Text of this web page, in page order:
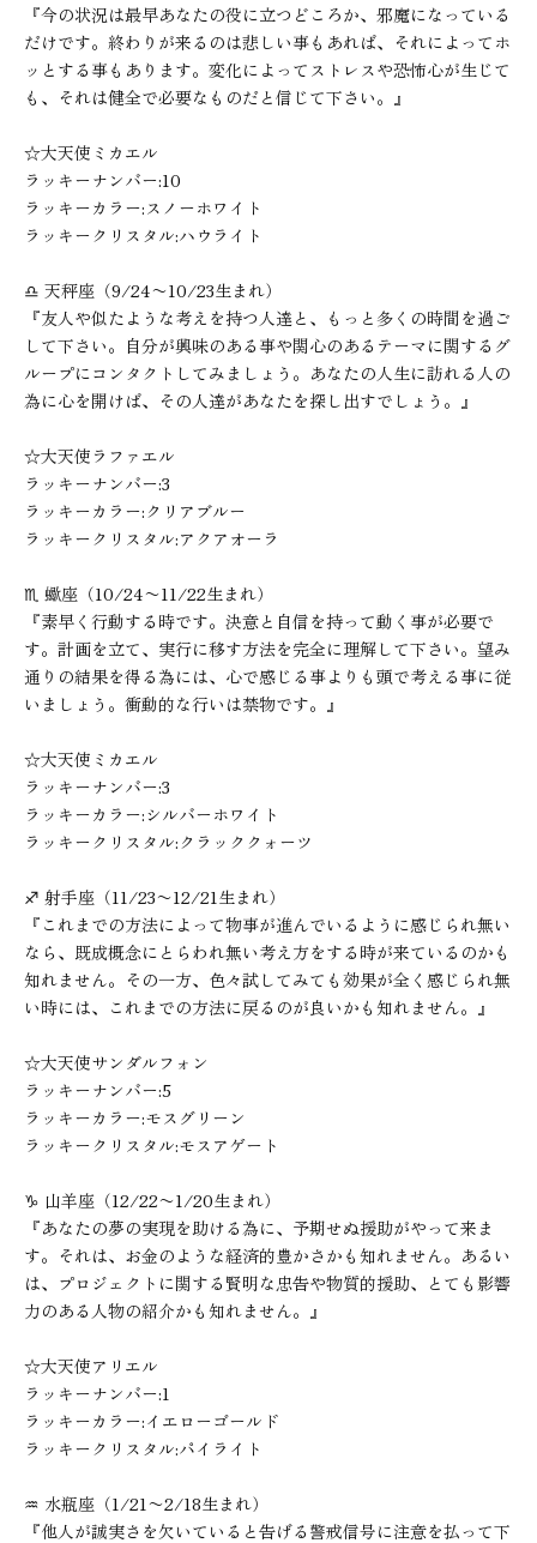
『今の状況は最早あなたの役に立つどころか、邪魔になっている
だけです。終わりが来るのは悲しい事もあれば、それによってホ
ッとする事もあります。変化によってストレスや恐怖心が生じて
も、それは健全で必要なものだと信じて下さい。』
☆大天使ミカエル
ラッキーナンバー:10
ラッキーカラー:スノーホワイト
ラッキークリスタル:ハウライト
♎︎ 天秤座（9/24〜10/23生まれ）
『友人や似たような考えを持つ人達と、もっと多くの時間を過ご
して下さい。自分が興味のある事や関心のあるテーマに関するグ
ループにコンタクトしてみましょう。あなたの人生に訪れる人の
為に心を開けば、その人達があなたを探し出すでしょう。』
☆大天使ラファエル
ラッキーナンバー:3
ラッキーカラー:クリアブルー
ラッキークリスタル:アクアオーラ
♏︎ 蠍座（10/24〜11/22生まれ）
『素早く行動する時です。決意と自信を持って動く事が必要で
す。計画を立て、実行に移す方法を完全に理解して下さい。望み
通りの結果を得る為には、心で感じる事よりも頭で考える事に従
いましょう。衝動的な行いは禁物です。』
☆大天使ミカエル
ラッキーナンバー:3
ラッキーカラー:シルバーホワイト
ラッキークリスタル:クラッククォーツ
♐︎ 射手座（11/23〜12/21生まれ）
『これまでの方法によって物事が進んでいるように感じられ無い
なら、既成概念にとらわれ無い考え方をする時が来ているのかも
知れません。その一方、色々試してみても効果が全く感じられ無
い時には、これまでの方法に戻るのが良いかも知れません。』
☆大天使サンダルフォン
ラッキーナンバー:5
ラッキーカラー:モスグリーン
ラッキークリスタル:モスアゲート
♑︎ 山羊座（12/22〜1/20生まれ）
『あなたの夢の実現を助ける為に、予期せぬ援助がやって来ま
す。それは、お金のような経済的豊かさかも知れません。あるい
は、プロジェクトに関する賢明な忠告や物質的援助、とても影響
力のある人物の紹介かも知れません。』
☆大天使アリエル
ラッキーナンバー:1
ラッキーカラー:イエローゴールド
ラッキークリスタル:パイライト
♒︎ 水瓶座（1/21〜2/18生まれ）
『他人が誠実さを欠いていると告げる警戒信号に注意を払って下